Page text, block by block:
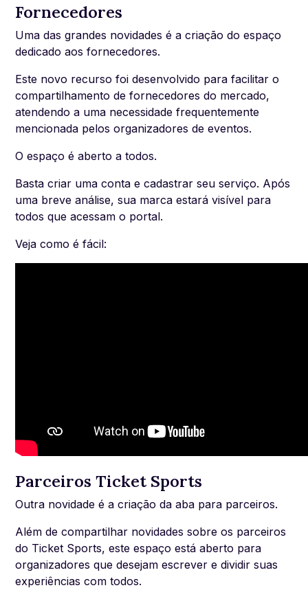
Fornecedores
Uma das grandes novidades é a criação do espaço
dedicado aos fornecedores.
Este novo recurso foi desenvolvido para facilitar o
compartilhamento de fornecedores do mercado,
atendendo a uma necessidade frequentemente
mencionada pelos organizadores de eventos.
O espaço é aberto a todos.
Basta criar uma conta e cadastrar seu serviço. Após
uma breve análise, sua marca estará visível para
todos que acessam o portal.
Veja como é fácil:
Parceiros Ticket Sports
Outra novidade é a criação da aba para parceiros.
Além de compartilhar novidades sobre os parceiros
do Ticket Sports, este espaço está aberto para
organizadores que desejam escrever e dividir suas
experiências com todos.